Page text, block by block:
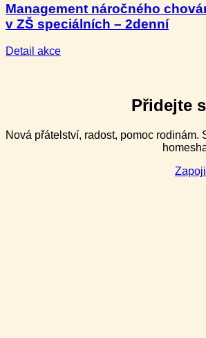
Management náročného
v ZŠ speciálních – 2denní
Detail akce:
v ZŠ
Přidejte
Nová přátelství, radost, pomoc